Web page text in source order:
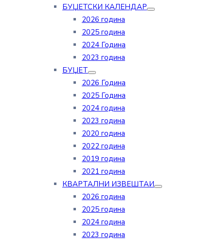
БУЏЕТСКИ КАЛЕНДАР
2026 година
2025 година
2024 Година
2023 година
БУЏЕТ
2026 Година
2025 Година
2024 година
2023 година
2020 година
2022 година
2019 година
2021 година
КВАРТАЛНИ ИЗВЕШТАИ
2026 година
2025 година
2024 година
2023 година